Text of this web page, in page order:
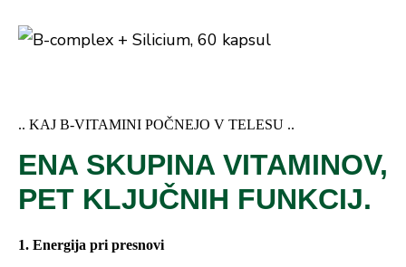
.. KAJ B-VITAMINI POČNEJO V TELESU ..
ENA SKUPINA VITAMINOV,
PET KLJUČNIH FUNKCIJ.
1. Energija pri presnovi